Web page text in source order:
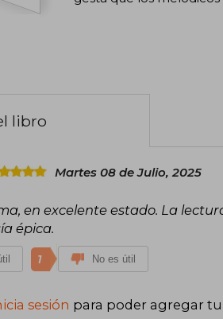
libro
Martes 08 de Julio, 2025
en excelente estado. La
épica.
1 No es útil
sesión para poder agregar